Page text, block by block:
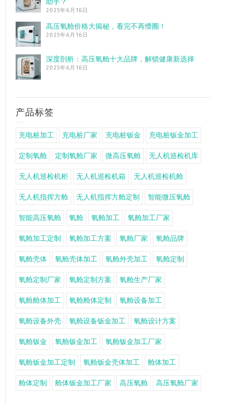
助手？
2025年6月16日
高压氧舱价格大揭秘，看完不再懵圈！
2025年6月16日
深度剖析：高压氧舱十大品牌，解锁健康新选择
2025年6月16日
产品标签
充电桩加工 充电桩厂家 充电桩钣金 充电桩钣金加工
定制氧舱 定制氧舱厂家 微高压氧舱 无人机巡检机库
无人机巡检机柜 无人机巡检机箱 无人机巡检机舱
无人机指挥方舱 无人机指挥方舱定制 智能微压氧舱
智能高压氧舱 氧舱 氧舱加工 氧舱加工厂家
氧舱加工定制 氧舱加工方案 氧舱厂家 氧舱品牌
氧舱壳体 氧舱壳体加工 氧舱外壳加工 氧舱定制
氧舱定制厂家 氧舱定制方案 氧舱生产厂家
氧舱舱体加工 氧舱舱体定制 氧舱设备加工
氧舱设备外壳 氧舱设备钣金加工 氧舱设计方案
氧舱钣金 氧舱钣金加工 氧舱钣金加工厂家
氧舱钣金加工定制 氧舱钣金壳体加工 舱体加工
舱体定制 舱体钣金加工厂家 高压氧舱 高压氧舱厂家